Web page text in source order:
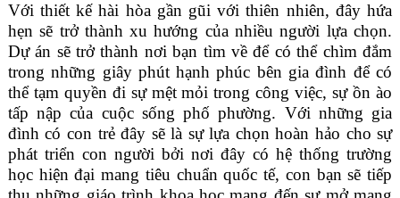
Với thiết kế hài hòa gần gũi với thiên nhiên, đây hứa
hẹn sẽ trở thành xu hướng của nhiều người lựa chọn.
Dự án sẽ trở thành nơi bạn tìm về để có thể chìm đắm
trong những giây phút hạnh phúc bên gia đình để có
thể tạm quyền đi sự mệt mỏi trong công việc, sự ồn ào
tấp nập của cuộc sống phố phường. Với những gia
đình có con trẻ đây sẽ là sự lựa chọn hoàn hảo cho sự
phát triển con người bởi nơi đây có hệ thống trường
học hiện đại mang tiêu chuẩn quốc tế, con bạn sẽ tiếp